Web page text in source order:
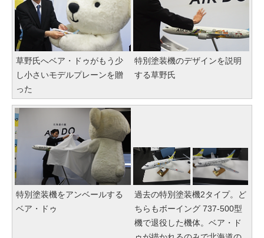
草野氏へベア・ドゥがもう少
し小さいモデルプレーンを贈
った
特別塗装機のデザインを説明
する草野氏
特別塗装機をアンベールする
ベア・ドゥ
過去の特別塗装機2タイプ。ど
ちらもボーイング 737-500型
機で退役した機体。ベア・ド